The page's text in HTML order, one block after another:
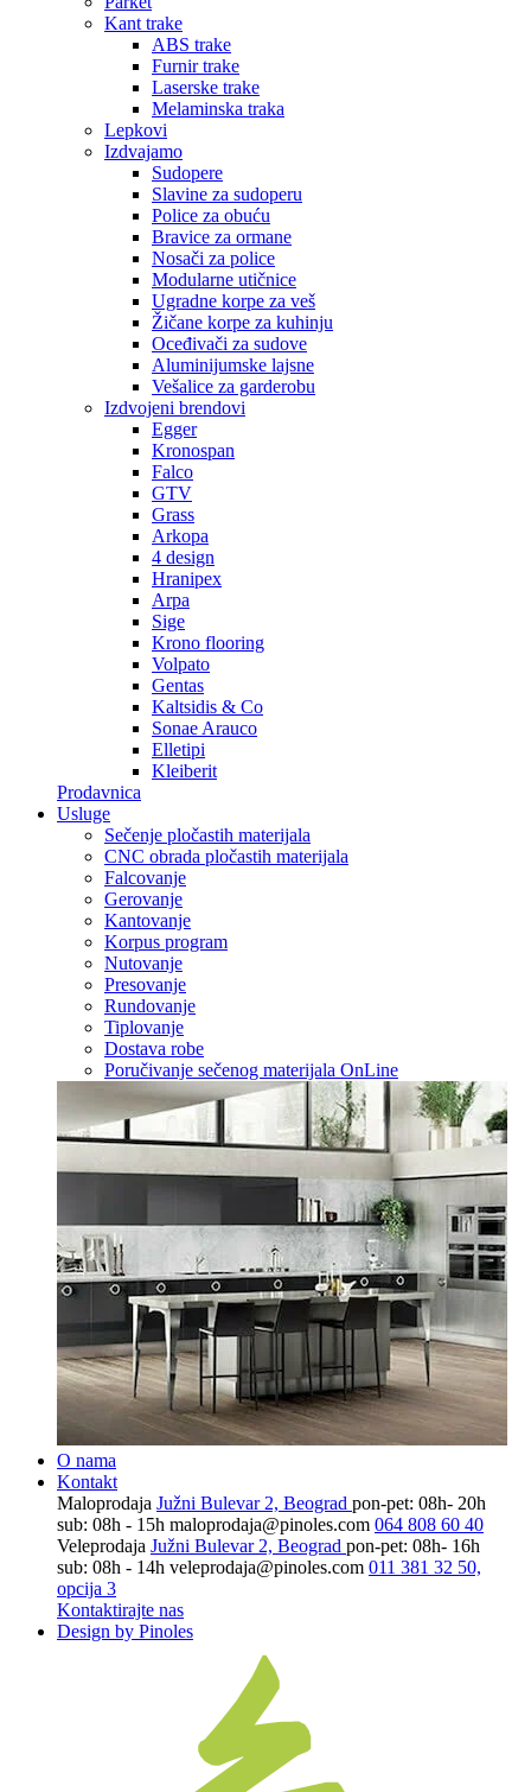
Kant trake
ABS trake
Furnir trake
Laserske trake
Melaminska traka
Lepkovi
Izdvajamo
Sudopere
Slavine za sudoperu
Police za obuću
Bravice za ormane
Nosači za police
Modularne utičnice
Ugradne korpe za veš
Žičane korpe za kuhinju
Oceđivači za sudove
Aluminijumske lajsne
Vešalice za garderobu
Izdvojeni brendovi
Egger
Kronospan
Falco
GTV
Grass
Arkopa
4 design
Hranipex
Arpa
Sige
Krono flooring
Volpato
Gentas
Kaltsidis & Co
Sonae Arauco
Elletipi
Kleiberit
Prodavnica
Usluge
Sečenje pločastih materijala
CNC obrada pločastih materijala
Falcovanje
Gerovanje
Kantovanje
Korpus program
Nutovanje
Presovanje
Rundovanje
Tiplovanje
Dostava robe
Poručivanje sečenog materijala OnLine
O nama
Kontakt
Maloprodaja Južni Bulevar 2, Beograd pon-pet: 08h- 20h
sub: 08h - 15h maloprodaja@pinoles.com 064 808 60 40
Veleprodaja Južni Bulevar 2, Beograd pon-pet: 08h- 16h
sub: 08h - 14h veleprodaja@pinoles.com 011 381 32 50,
opcija 3
Kontaktirajte nas
Design by Pinoles